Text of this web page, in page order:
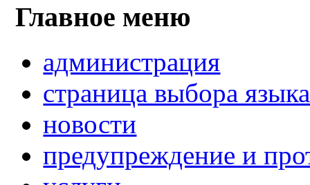
Главное меню
администрация
страница выбора языка
новости
предупреждение и